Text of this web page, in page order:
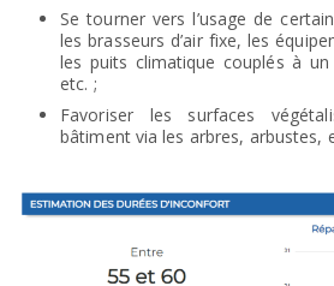
Se tourner vers l’usage de
les brasseurs d’air fixe, les
les puits climatique couplés à
etc. ;
Favoriser les surfaces
bâtiment via les arbres, arbustes,